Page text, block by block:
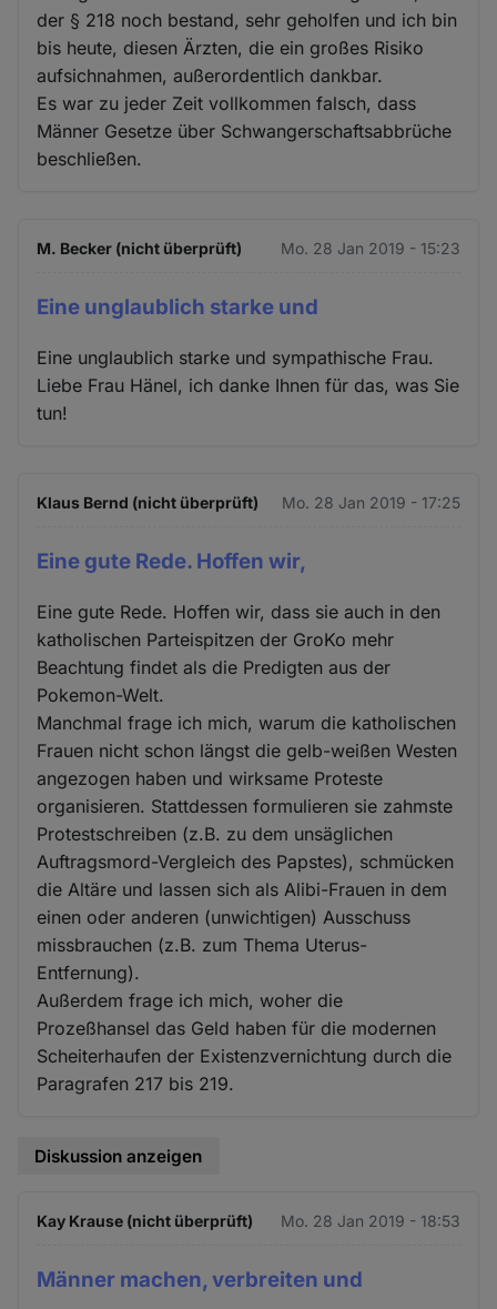
der § 218 noch bestand, sehr geholfen und ich bin
bis heute, diesen Ärzten, die ein großes Risiko
aufsichnahmen, außerordentlich dankbar.
Es war zu jeder Zeit vollkommen falsch, dass
Männer Gesetze über Schwangerschaftsabbrüche
beschließen.
M. Becker (nicht überprüft) Mo. 28 Jan 2019 - 15:23
Eine unglaublich starke und
Eine unglaublich starke und sympathische Frau.
Liebe Frau Hänel, ich danke Ihnen für das, was Sie
tun!
Klaus Bernd (nicht überprüft) Mo. 28 Jan 2019 - 17:25
Eine gute Rede. Hoffen wir,
Eine gute Rede. Hoffen wir, dass sie auch in den
katholischen Parteispitzen der GroKo mehr
Beachtung findet als die Predigten aus der
Pokemon-Welt.
Manchmal frage ich mich, warum die katholischen
Frauen nicht schon längst die gelb-weißen Westen
angezogen haben und wirksame Proteste
organisieren. Stattdessen formulieren sie zahmste
Protestschreiben (z.B. zu dem unsäglichen
Auftragsmord-Vergleich des Papstes), schmücken
die Altäre und lassen sich als Alibi-Frauen in dem
einen oder anderen (unwichtigen) Ausschuss
missbrauchen (z.B. zum Thema Uterus-
Entfernung).
Außerdem frage ich mich, woher die
Prozeßhansel das Geld haben für die modernen
Scheiterhaufen der Existenzvernichtung durch die
Paragrafen 217 bis 219.
Diskussion anzeigen
Kay Krause (nicht überprüft) Mo. 28 Jan 2019 - 18:53
Männer machen, verbreiten und